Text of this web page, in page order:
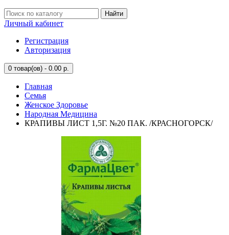
Найти
Личный кабинет
Регистрация
Авторизация
0 товар(ов) - 0.00 р.
Главная
Семья
Женское Здоровье
Народная Медицина
КРАПИВЫ ЛИСТ 1,5Г. №20 ПАК. /КРАСНОГОРСК/